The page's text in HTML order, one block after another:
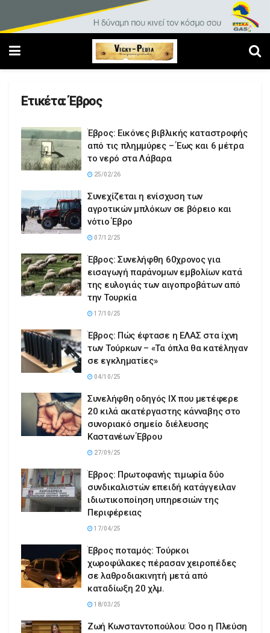
Ετικέτα:Έβρος
Έβρος: Εικόνες βιβλικής καταστροφής
από τις πλημμύρες – Έως και 6 μέτρα
το νερό στα Λάβαρα
25/02/26
Συνεχίζεται η ενίσχυση των
αγροτικών μπλόκων σε βόρειο και
νότιο Έβρο
07/12/25
Έβρος: Συνελήφθη 60χρονος για
εισαγωγή παράνομων εμβολίων κατά
της ευλογιάς των αιγοπροβάτων από
την Τουρκία
17/10/25
Έβρος: Πώς έφτασε η ΕΛΑΣ στα ίχνη
των Τούρκων – «Τα όπλα θα κατέληγαν
σε εγκληματίες»
04/10/25
Συνελήφθη οδηγός ΙΧ που μετέφερε
20 κιλά ακατέργαστης κάνναβης στο
συνοριακό σημείο διέλευσης
Καστανέων Έβρου
27/09/25
Έβρος: Πρωτοφανής τιμωρία δύο
συνδικαλιστών επειδή κατάγγειλαν
ιδιωτικοποίηση υπηρεσιών της
Περιφέρειας
17/04/25
Έβρος ποταμός: Τούρκοι
χωροφύλακες πέρασαν χειροπέδες
σε λαθροδιακινητή μετά από
καταδίωξη 20 χλμ.
18/03/25
Ζωή Κωνσταντοπούλου: Όσο η Πλεύση